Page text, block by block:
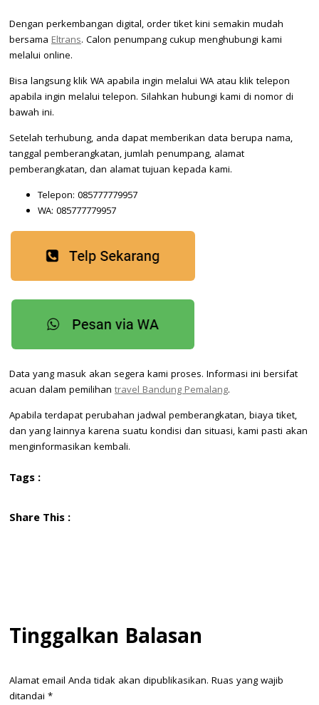
Dengan perkembangan digital, order tiket kini semakin mudah
bersama Eltrans. Calon penumpang cukup menghubungi kami
melalui online.
Bisa langsung klik WA apabila ingin melalui WA atau klik telepon
apabila ingin melalui telepon. Silahkan hubungi kami di nomor di
bawah ini.
Setelah terhubung, anda dapat memberikan data berupa nama,
tanggal pemberangkatan, jumlah penumpang, alamat
pemberangkatan, dan alamat tujuan kepada kami.
Telepon: 085777779957
WA: 085777779957
Data yang masuk akan segera kami proses. Informasi ini bersifat
acuan dalam pemilihan travel Bandung Pemalang.
Apabila terdapat perubahan jadwal pemberangkatan, biaya tiket,
dan yang lainnya karena suatu kondisi dan situasi, kami pasti akan
menginformasikan kembali.
Tags :
Share This :
Tinggalkan Balasan
Alamat email Anda tidak akan dipublikasikan. Ruas yang wajib
ditandai *